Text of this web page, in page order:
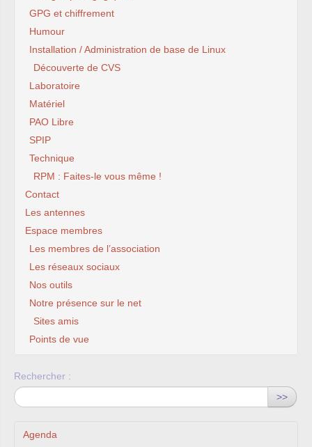
GPG et chiffrement
Humour
Installation / Administration de base de Linux
Découverte de CVS
Laboratoire
Matériel
PAO Libre
SPIP
Technique
RPM : Faites-le vous même !
Contact
Les antennes
Espace membres
Les membres de l’association
Les réseaux sociaux
Nos outils
Notre présence sur le net
Sites amis
Points de vue
Rechercher :
>>
Agenda